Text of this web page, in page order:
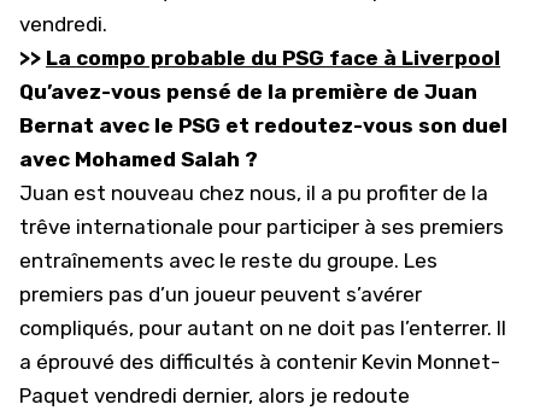
vendredi.
>> La compo probable du PSG face à Liverpool
Qu’avez-vous pensé de la première de Juan
Bernat avec le PSG et redoutez-vous son duel
avec Mohamed Salah ?
Juan est nouveau chez nous, il a pu profiter de la
trêve internationale pour participer à ses premiers
entraînements avec le reste du groupe. Les
premiers pas d’un joueur peuvent s’avérer
compliqués, pour autant on ne doit pas l’enterrer. Il
a éprouvé des difficultés à contenir Kevin Monnet-
Paquet vendredi dernier, alors je redoute